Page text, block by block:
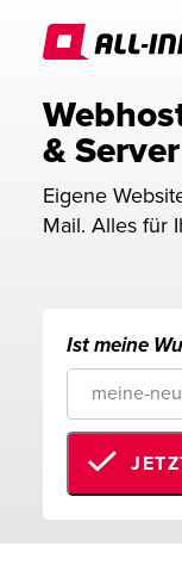
& Server
Eigene
Mail. Alles für
Ist meine